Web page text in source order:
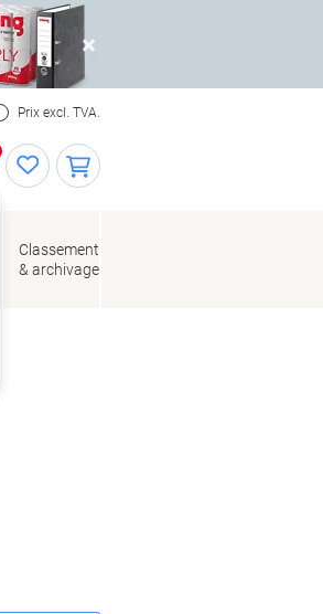
Close
Prix excl. TVA.
Classement
& archivage